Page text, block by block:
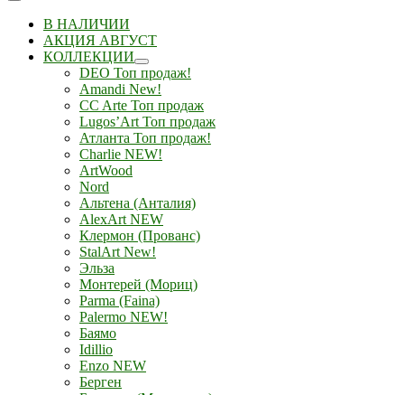
В НАЛИЧИИ
АКЦИЯ АВГУСТ
КОЛЛЕКЦИИ
DEO Топ продаж!
Amandi New!
CC Arte Топ продаж
Lugos’Art Топ продаж
Атланта Топ продаж!
Charlie NEW!
ArtWood
Nord
Альтена (Анталия)
AlexArt NEW
Клермон (Прованс)
StalArt New!
Эльза
Монтерей (Мориц)
Parma (Faina)
Palermo NEW!
Баямо
Idillio
Enzo NEW
Берген